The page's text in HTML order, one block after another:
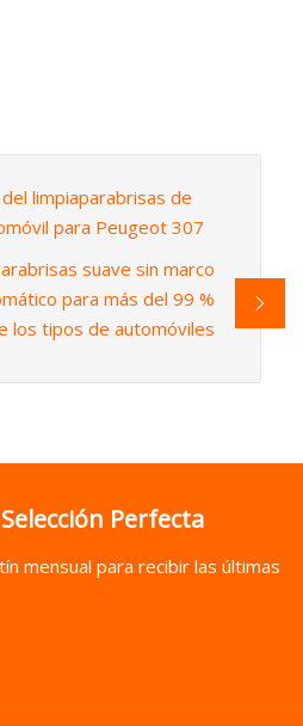
limpiaparabrisas de
para Peugeot 307
suave sin marco
para más del 99 %
los tipos de automóviles
Perfecta
mensual para recibir las últimas